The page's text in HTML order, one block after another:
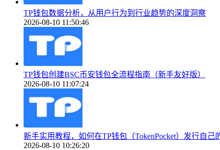
TP钱包数据分析，从用户行为到行业趋势的深度洞察
2026-08-10 11:50:46
TP钱包创建BSC币安钱包全流程指南（新手友好版）
2026-08-10 11:07:24
新手实用教程，如何在TP钱包（TokenPocket）发行自己
2026-08-10 10:26:20